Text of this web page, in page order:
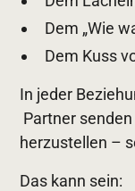
Dem „Wie
Dem Kuss
In jeder
Partner
herzustellen –
Das kann sein: